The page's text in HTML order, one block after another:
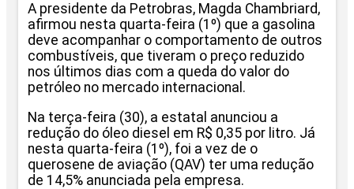
A presidente da Petrobras, Magda Chambriard,
afirmou nesta quarta-feira (1º) que a gasolina
deve acompanhar o comportamento de outros
combustíveis, que tiveram o preço reduzido
nos últimos dias com a queda do valor do
petróleo no mercado internacional.
Na terça-feira (30), a estatal anunciou a
redução do óleo diesel em R$ 0,35 por litro. Já
nesta quarta-feira (1º), foi a vez de o
querosene de aviação (QAV) ter uma redução
de 14,5% anunciada pela empresa.